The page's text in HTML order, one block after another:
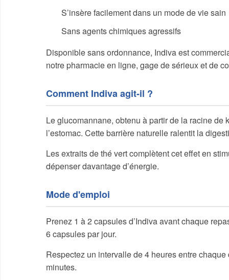
S’insère facilement dans un mode de vie sain
Sans agents chimiques agressifs
Disponible sans ordonnance, Indiva est
notre pharmacie en ligne, gage de sérieux et de
Comment Indiva agit-il ?
Le glucomannane, obtenu à partir de la racine de
l’estomac. Cette barrière naturelle ralentit la
Les extraits de thé vert complètent cet effet en
dépenser davantage d’énergie.
Mode d'emploi
Prenez 1 à 2 capsules d’Indiva avant chaque
6 capsules par jour.
Respectez un intervalle de 4 heures entre
minutes.